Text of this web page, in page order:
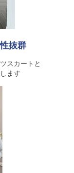
抜群
スカートと
ます